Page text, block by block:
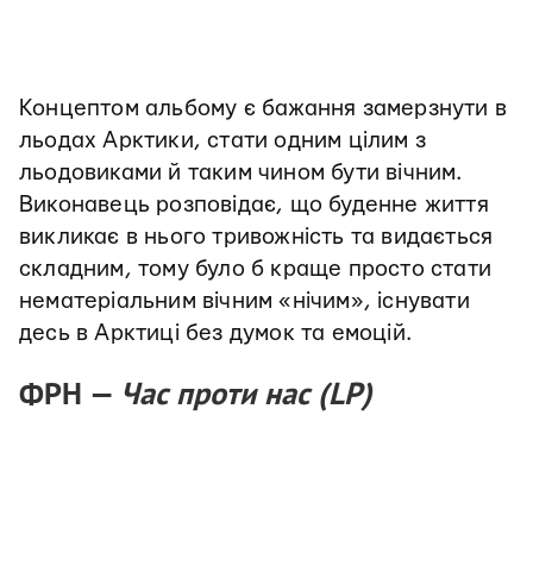
Концептом альбому є бажання замерзнути в
льодах Арктики, стати одним цілим з
льодовиками й таким чином бути вічним.
Виконавець розповідає, що буденне життя
викликає в нього тривожність та видається
складним, тому було б краще просто стати
нематеріальним вічним «нічим», існувати
десь в Арктиці без думок та емоцій.
ФРН — Час проти нас (LP)